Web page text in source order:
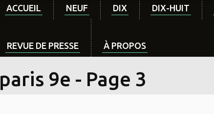
ACCUEIL NEUF DIX DIX-HUIT
REVUE DE PRESSE À PROPOS
paris 9e - Page 3